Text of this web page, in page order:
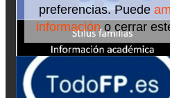
preferencias. Puede
informacióno cerrar